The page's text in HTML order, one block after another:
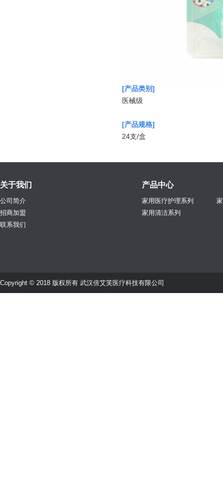
[产品类别]
医械级
[产品规格]
24支/盒
关于我们
公司简介
招商加盟
联系我们
产品中心
家用医疗护理系列
家用清洁系列
Copyright © 2018 版权所有 武汉倍艾芙医疗科技有限公司